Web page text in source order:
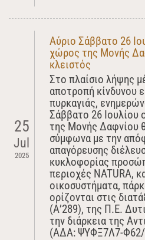
25
Jul
2025
Αύριο Σάββατο 26
χώρος της Μονής
κλειστός
Στο πλαίσιο λήψης
αποτροπή κίνδυνου
πυρκαγιάς,
Σάββατο 26 Ιουλίου
της Μονής Δαφνίου
σύμφωνα με την
απαγόρευσης
κυκλοφορίας
περιοχές NATURA,
οικοσυστήματα,
ορίζονται στις
(Α’289), της Π.Ε.
την διάρκεια της
(ΑΔΑ: ΨΥΦΞ7Λ7-Φ62/